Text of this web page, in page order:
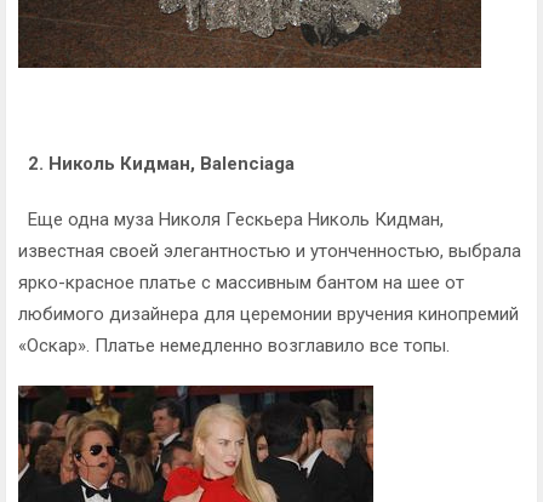
2. Николь Кидман, Balenciaga
Еще одна муза Николя Гескьера Николь Кидман,
известная своей элегантностью и утонченностью, выбрала
ярко-красное платье с массивным бантом на шее от
любимого дизайнера для церемонии вручения кинопремий
«Оскар». Платье немедленно возглавило все топы.